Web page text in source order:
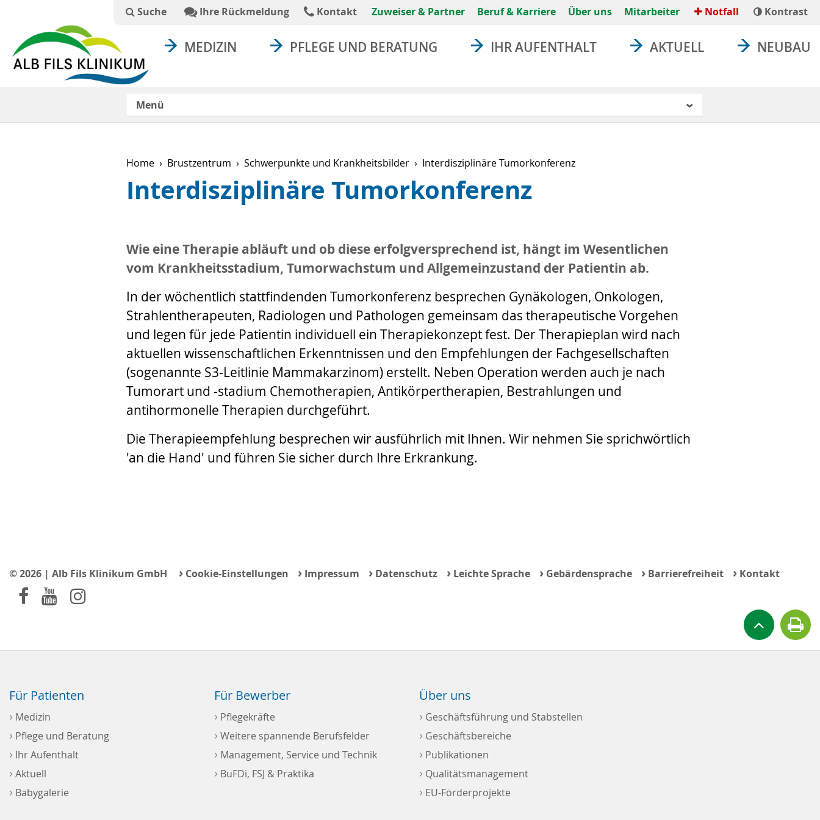
Suche Suchtext absenden
Ihre Rückmeldung Kontakt Zuweiser & Partner Beruf & Karriere Über uns Mitarbeiter Notfall Kontrast
MEDIZIN PFLEGE UND BERATUNG IHR AUFENTHALT AKTUELL NEUBAU
Menü
Home Brustzentrum Schwerpunkte und Krankheitsbilder Interdisziplinäre Tumorkonferenz
Interdisziplinäre Tumorkonferenz
Wie eine Therapie abläuft und ob diese erfolgversprechend ist, hängt im Wesentlichen
vom Krankheitsstadium, Tumorwachstum und Allgemeinzustand der Patientin ab.
In der wöchentlich stattfindenden Tumorkonferenz besprechen Gynäkologen, Onkologen,
Strahlentherapeuten, Radiologen und Pathologen gemeinsam das therapeutische Vorgehen
und legen für jede Patientin individuell ein Therapiekonzept fest. Der Therapieplan wird nach
aktuellen wissenschaftlichen Erkenntnissen und den Empfehlungen der Fachgesellschaften
(sogenannte S3-Leitlinie Mammakarzinom) erstellt. Neben Operation werden auch je nach
Tumorart und -stadium Chemotherapien, Antikörpertherapien, Bestrahlungen und
antihormonelle Therapien durchgeführt.
Die Therapieempfehlung besprechen wir ausführlich mit Ihnen. Wir nehmen Sie sprichwörtlich
'an die Hand' und führen Sie sicher durch Ihre Erkrankung.
© 2026 | Alb Fils Klinikum GmbH › Cookie-Einstellungen › Impressum › Datenschutz › Leichte Sprache › Gebärdensprache › Barrierefreiheit › Kontakt
Für Patienten
› Medizin
› Pflege und Beratung
› Ihr Aufenthalt
› Aktuell
› Babygalerie
Für Bewerber
› Pflegekräfte
› Weitere spannende Berufsfelder
› Management, Service und Technik
› BuFDi, FSJ & Praktika
Über uns
› Geschäftsführung und Stabstellen
› Geschäftsbereiche
› Publikationen
› Qualitätsmanagement
› EU-Förderprojekte